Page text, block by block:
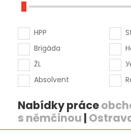
HPP
Brigáda
ŽL
Absolvent
Nabídky práce
s němčinou |